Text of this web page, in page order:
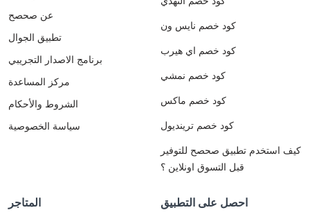
عن صحصح
تطبيق الجوال
برنامج الاصدار التجريبي
مركز المساعدة
الشروط والأحكام
سياسة الخصوصية
كود خصم نايس ون
كود خصم اي هيرب
كود خصم نمشي
كود خصم ماكس
كود خصم ترينديول
كيف استخدم تطبيق صحصح للتوفير
قبل التسوق اونلاين ؟
المتاجر احصل على التطبيق